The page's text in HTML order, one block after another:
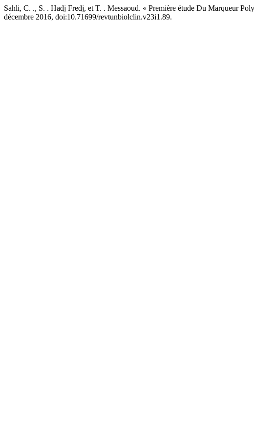
Sahli, C. ., S. . Hadj Fredj, et T. . Messaoud. « Première étude Du Marqueur
décembre 2016, doi:10.71699/revtunbiolclin.v23i1.89.